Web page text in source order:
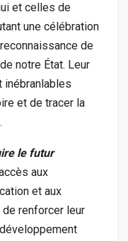
et celles de
une célébration
de
notre État. Leur
inébranlables
et de tracer la
le futur
aux
et aux
renforcer leur